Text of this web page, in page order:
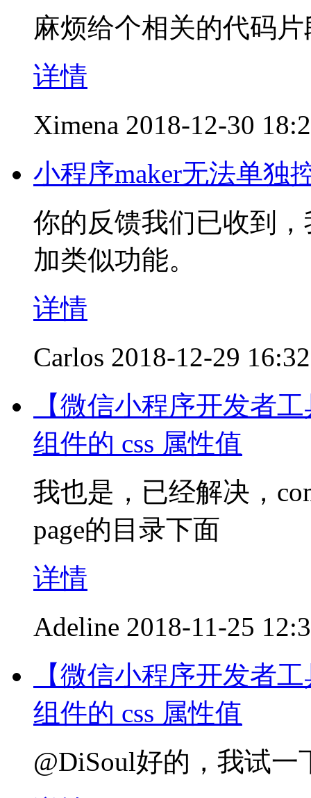
麻烦给个相关的代码
详情
Ximena 2018-12-30
小程序maker无法单独
你的反馈我们已收到
加类似功能。
详情
Carlos 2018-12-29 16:32
【微信小程序开发者
组件的 css 属性值
我也是，已经解决，
page的目录下面
详情
Adeline 2018-11-25
【微信小程序开发者
组件的 css 属性值
@DiSoul好的，我试一